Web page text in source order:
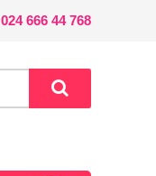
024 666 44 768